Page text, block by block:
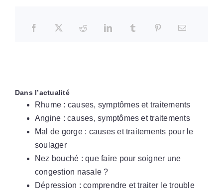
Dans l’actualité
Rhume : causes, symptômes et traitements
Angine : causes, symptômes et traitements
Mal de gorge : causes et traitements pour le
soulager
Nez bouché : que faire pour soigner une
congestion nasale ?
Dépression : comprendre et traiter le trouble